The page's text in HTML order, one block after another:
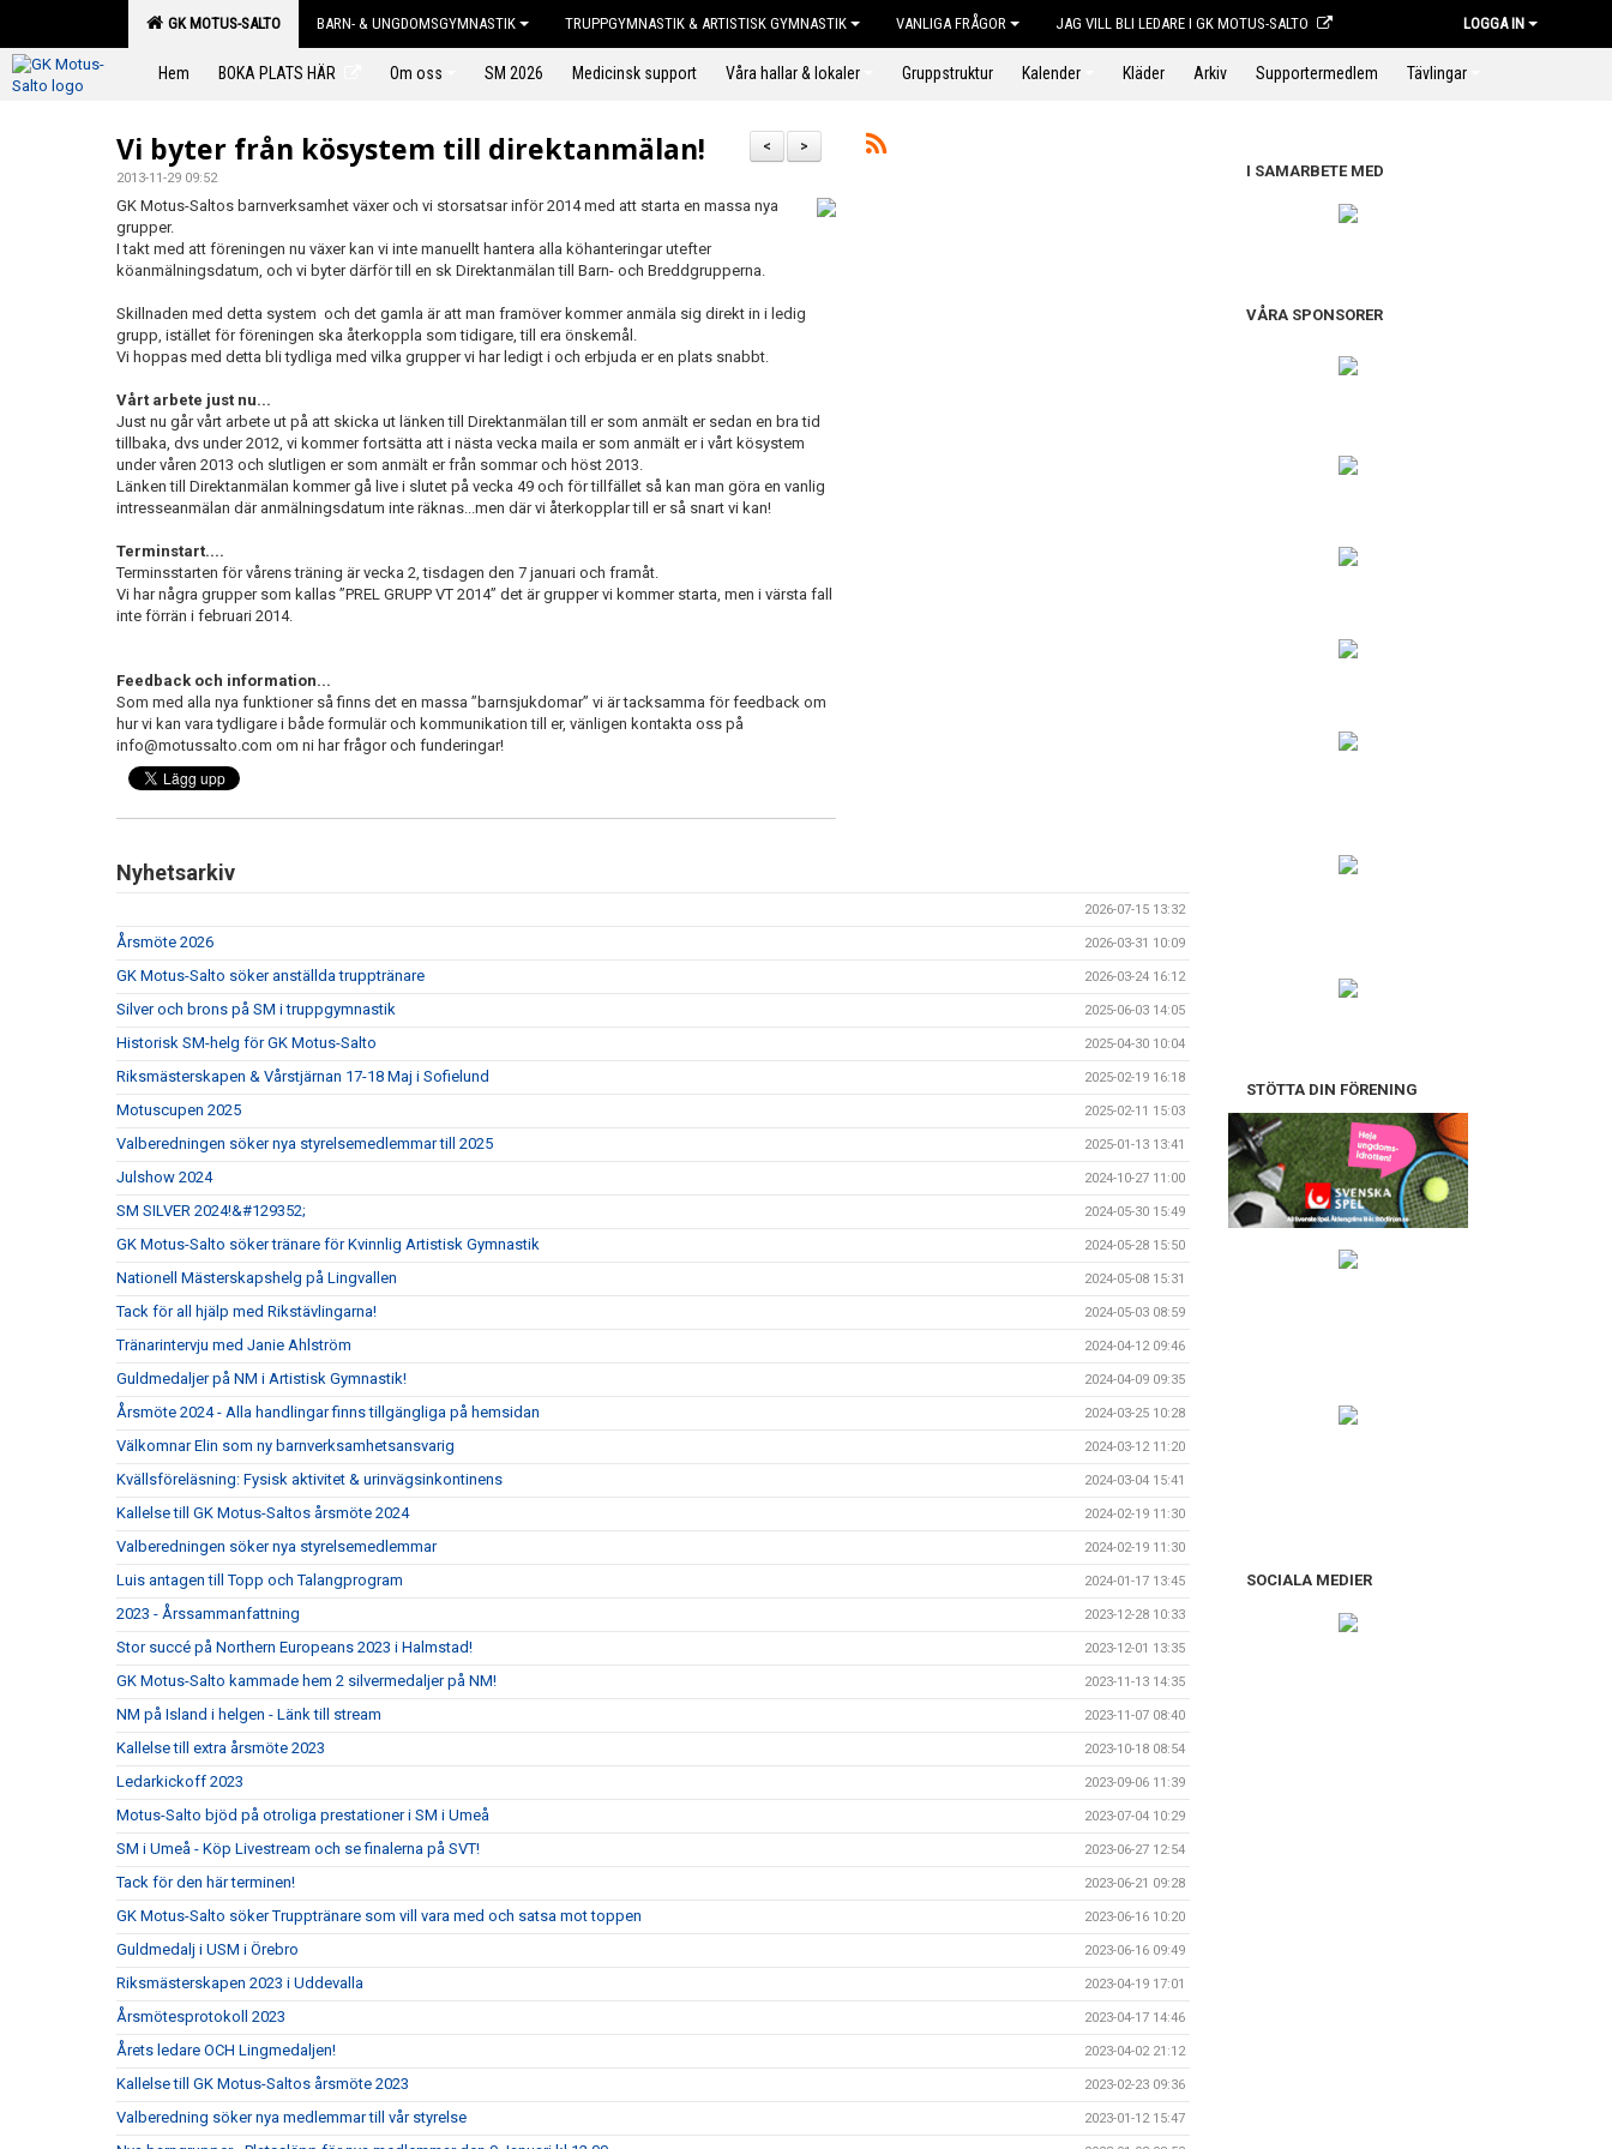
GK MOTUS-SALTO BARN- & UNGDOMSGYMNASTIK TRUPPGYMNASTIK & ARTISTISK GYMNASTIK VANLIGA FRÅGOR JAG VILL BLI LEDARE I GK MOTUS-SALTO LOGGA IN
Hem BOKA PLATS HÄR Om oss SM 2026 Medicinsk support Våra hallar & lokaler Gruppstruktur Kalender Kläder Arkiv Supportermedlem Tävlingar
>
<
Vi byter från kösystem till direktanmälan!
2013-11-29 09:52
GK Motus-Saltos barnverksamhet växer och vi storsatsar inför 2014 med att starta en massa nya
grupper.
I takt med att föreningen nu växer kan vi inte manuellt hantera alla köhanteringar utefter
köanmälningsdatum, och vi byter därför till en sk Direktanmälan till Barn- och Breddgrupperna.
Skillnaden med detta system och det gamla är att man framöver kommer anmäla sig direkt in i ledig
grupp, istället för föreningen ska återkoppla som tidigare, till era önskemål.
Vi hoppas med detta bli tydliga med vilka grupper vi har ledigt i och erbjuda er en plats snabbt.
Vårt arbete just nu...
Just nu går vårt arbete ut på att skicka ut länken till Direktanmälan till er som anmält er sedan en bra tid
tillbaka, dvs under 2012, vi kommer fortsätta att i nästa vecka maila er som anmält er i vårt kösystem
under våren 2013 och slutligen er som anmält er från sommar och höst 2013.
Länken till Direktanmälan kommer gå live i slutet på vecka 49 och för tillfället så kan man göra en vanlig
intresseanmälan där anmälningsdatum inte räknas...men där vi återkopplar till er så snart vi kan!
Terminstart....
Terminsstarten för vårens träning är vecka 2, tisdagen den 7 januari och framåt.
Vi har några grupper som kallas ”PREL GRUPP VT 2014” det är grupper vi kommer starta, men i värsta fall
inte förrän i februari 2014.
Feedback och information...
Som med alla nya funktioner så finns det en massa ”barnsjukdomar” vi är tacksamma för feedback om
hur vi kan vara tydligare i både formulär och kommunikation till er, vänligen kontakta oss på
info@motussalto.com om ni har frågor och funderingar!
Nyhetsarkiv
2026-07-15 13:32
Årsmöte 2026 2026-03-31 10:09
GK Motus-Salto söker anställda trupptränare 2026-03-24 16:12
Silver och brons på SM i truppgymnastik 2025-06-03 14:05
Historisk SM-helg för GK Motus-Salto 2025-04-30 10:04
Riksmästerskapen & Vårstjärnan 17-18 Maj i Sofielund 2025-02-19 16:18
Motuscupen 2025 2025-02-11 15:03
Valberedningen söker nya styrelsemedlemmar till 2025 2025-01-13 13:41
Julshow 2024 2024-10-27 11:00
SM SILVER 2024!&#129352; 2024-05-30 15:49
GK Motus-Salto söker tränare för Kvinnlig Artistisk Gymnastik 2024-05-28 15:50
Nationell Mästerskapshelg på Lingvallen 2024-05-08 15:31
Tack för all hjälp med Rikstävlingarna! 2024-05-03 08:59
Tränarintervju med Janie Ahlström 2024-04-12 09:46
Guldmedaljer på NM i Artistisk Gymnastik! 2024-04-09 09:35
Årsmöte 2024 - Alla handlingar finns tillgängliga på hemsidan 2024-03-25 10:28
Välkomnar Elin som ny barnverksamhetsansvarig 2024-03-12 11:20
Kvällsföreläsning: Fysisk aktivitet & urinvägsinkontinens 2024-03-04 15:41
Kallelse till GK Motus-Saltos årsmöte 2024 2024-02-19 11:30
Valberedningen söker nya styrelsemedlemmar 2024-02-19 11:30
Luis antagen till Topp och Talangprogram 2024-01-17 13:45
2023 - Årssammanfattning 2023-12-28 10:33
Stor succé på Northern Europeans 2023 i Halmstad! 2023-12-01 13:35
GK Motus-Salto kammade hem 2 silvermedaljer på NM! 2023-11-13 14:35
NM på Island i helgen - Länk till stream 2023-11-07 08:40
Kallelse till extra årsmöte 2023 2023-10-18 08:54
Ledarkickoff 2023 2023-09-06 11:39
Motus-Salto bjöd på otroliga prestationer i SM i Umeå 2023-07-04 10:29
SM i Umeå - Köp Livestream och se finalerna på SVT! 2023-06-27 12:54
Tack för den här terminen! 2023-06-21 09:28
GK Motus-Salto söker Trupptränare som vill vara med och satsa mot toppen 2023-06-16 10:20
Guldmedalj i USM i Örebro 2023-06-16 09:49
Riksmästerskapen 2023 i Uddevalla 2023-04-19 17:01
Årsmötesprotokoll 2023 2023-04-17 14:46
Årets ledare OCH Lingmedaljen! 2023-04-02 21:12
Kallelse till GK Motus-Saltos årsmöte 2023 2023-02-23 09:36
Valberedning söker nya medlemmar till vår styrelse 2023-01-12 15:47
I SAMARBETE MED
VÅRA SPONSORER
STÖTTA DIN FÖRENING
SOCIALA MEDIER